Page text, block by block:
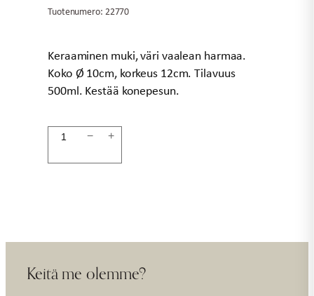
Tuotenumero: 22770
Keraaminen muki, väri vaalean harmaa.
Koko Ø 10cm, korkeus 12cm. Tilavuus
500ml. Kestää konepesun.
Muki
− +
Keitä me olemme?